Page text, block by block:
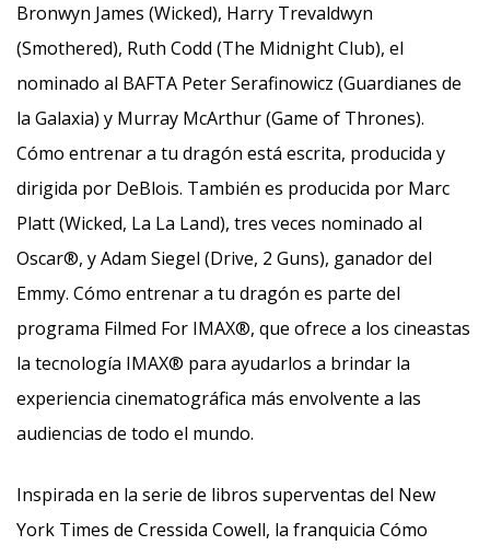
Bronwyn James (Wicked), Harry Trevaldwyn
(Smothered), Ruth Codd (The Midnight Club), el
nominado al BAFTA Peter Serafinowicz (Guardianes de
la Galaxia) y Murray McArthur (Game of Thrones).
Cómo entrenar a tu dragón está escrita, producida y
dirigida por DeBlois. También es producida por Marc
Platt (Wicked, La La Land), tres veces nominado al
Oscar®, y Adam Siegel (Drive, 2 Guns), ganador del
Emmy. Cómo entrenar a tu dragón es parte del
programa Filmed For IMAX®, que ofrece a los cineastas
la tecnología IMAX® para ayudarlos a brindar la
experiencia cinematográfica más envolvente a las
audiencias de todo el mundo.
Inspirada en la serie de libros superventas del New
York Times de Cressida Cowell, la franquicia Cómo